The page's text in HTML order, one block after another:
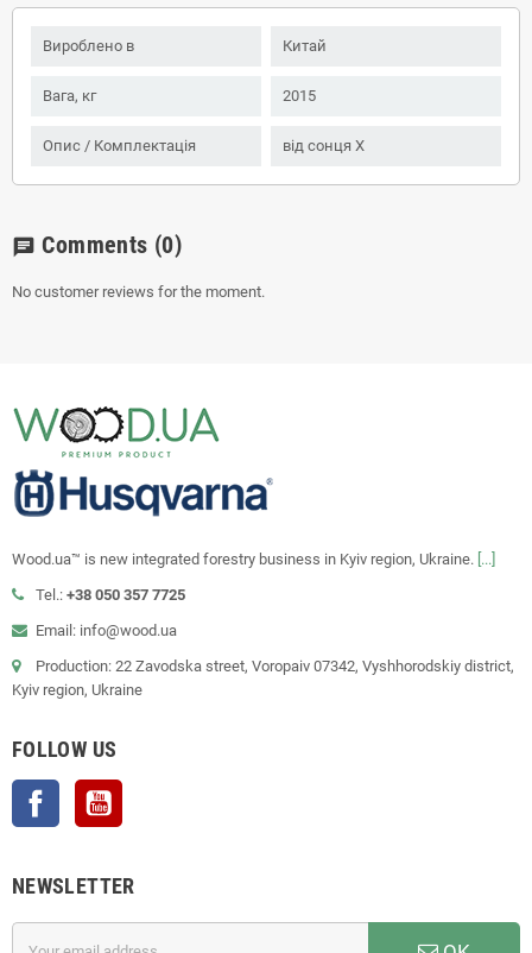
Вироблено в Китай
Вага, кг 2015
Опис / Комплектація від сонця Х
chat Comments (0)
No customer reviews for the moment.
Wood.ua™ is new integrated forestry business in Kyiv region, Ukraine. [...]
Tel.: +38 050 357 7725
Email: info@wood.ua
Production: 22 Zavodska street, Voropaiv 07342, Vyshhorodskiy district,
Kyiv region, Ukraine
FOLLOW US
Facebook
NEWSLETTER